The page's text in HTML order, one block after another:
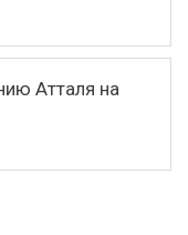
Атталя на